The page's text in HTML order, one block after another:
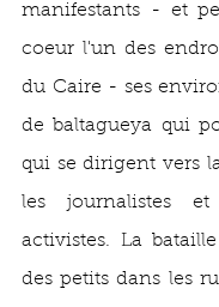
manifestants - et
coeur l'un des
du Caire - ses
de baltagueya qui
qui se dirigent vers
les journalistes et
activistes. La
des petits dans les